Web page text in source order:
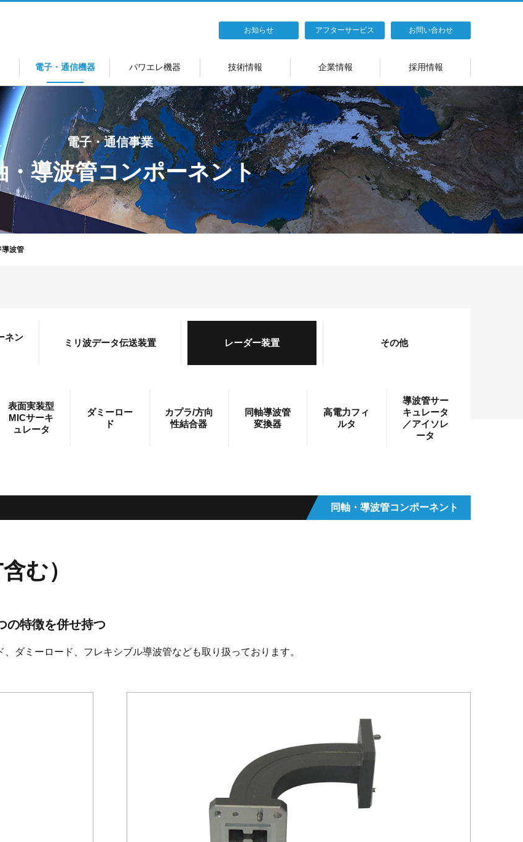
お知らせ アフターサービス お問い合わせ
電子・通信機器 パワエレ機器 技術情報 企業情報 採用情報
電子・通信事業
・導波管コンポーネント
導波管
ネン
ミリ波データ伝送装置 レーダー装置 その他
表面実装型
MICサーキ
ュレータ
ダミーロー
ド
カプラ/方向
性結合器
同軸導波管
変換器
高電力フィ
ルタ
導波管サー
キュレータ
／アイソレ
ータ
同軸・導波管コンポーネント
む）
の特徴を併せ持つ
ダミーロード、フレキシブル導波管なども取り扱っております。